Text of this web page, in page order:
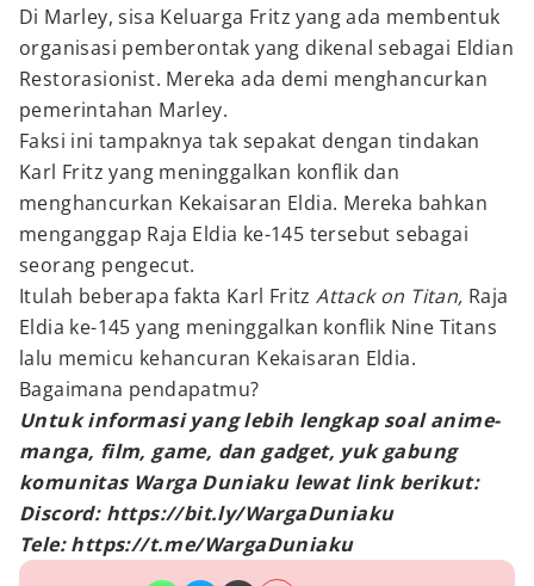
Di Marley, sisa Keluarga Fritz yang ada membentuk
organisasi pemberontak yang dikenal sebagai Eldian
Restorasionist. Mereka ada demi menghancurkan
pemerintahan Marley.
Faksi ini tampaknya tak sepakat dengan tindakan
Karl Fritz yang meninggalkan konflik dan
menghancurkan Kekaisaran Eldia. Mereka bahkan
menganggap Raja Eldia ke-145 tersebut sebagai
seorang pengecut.
Itulah beberapa fakta Karl FritzAttack on Titan, Raja
Eldia ke-145 yang meninggalkan konflik Nine Titans
lalu memicu kehancuran Kekaisaran Eldia.
Bagaimana pendapatmu?
Untuk informasi yang lebih lengkap soal anime-
manga, film, game, dan gadget, yuk gabung
komunitas Warga Duniaku lewat link berikut:
Discord: https://bit.ly/WargaDuniaku
Tele: https://t.me/WargaDuniaku